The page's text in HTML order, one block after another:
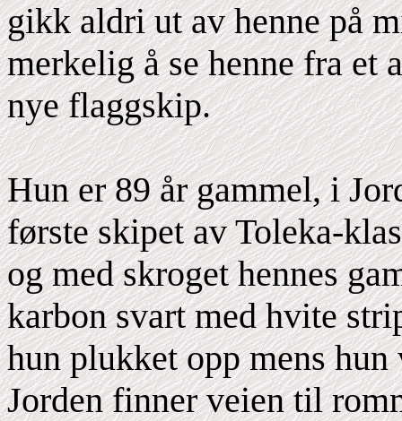
gikk aldri ut av henne på
merkelig å se henne fra et
nye flaggskip.
Hun er 89 år gammel, i
første skipet av Toleka-
og med skroget hennes
karbon svart med hvite
hun plukket opp mens
Jorden finner veien til